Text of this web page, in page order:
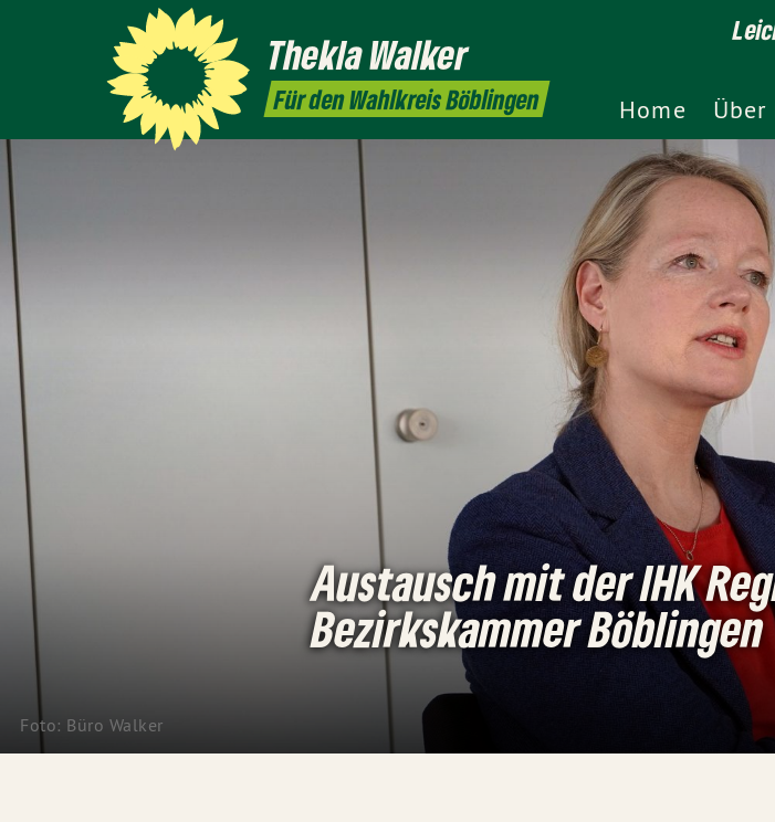
TheklaWalker
Für den Wahlkreis Böblingen Home Über
Foto: Büro Walker
Austausch mit der IHK
Bezirkskammer Böblingen